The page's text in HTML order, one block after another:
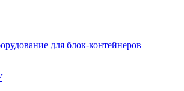
для блок-контейнеров